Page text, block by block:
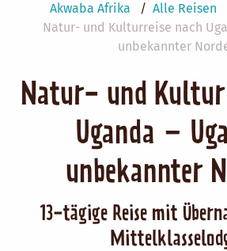
Akwaba Afrika Alle Reisen
Natur- und Kulturreise nach
unbekannter
Natur- und
Uganda –
unbekannter
13-tägige Reise mit